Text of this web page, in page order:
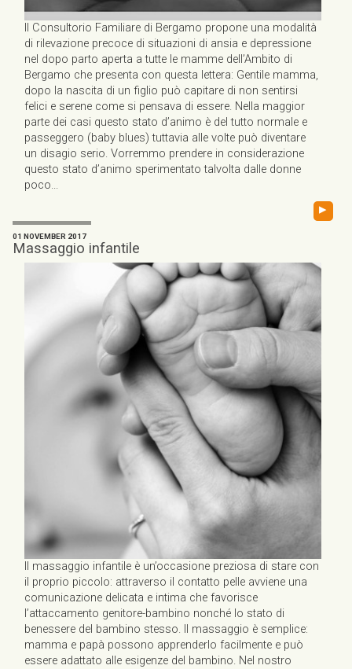
Il Consultorio Familiare di Bergamo propone una modalità
di rilevazione precoce di situazioni di ansia e depressione
nel dopo parto aperta a tutte le mamme dell’Ambito di
Bergamo che presenta con questa lettera: Gentile mamma,
dopo la nascita di un figlio può capitare di non sentirsi
felici e serene come si pensava di essere. Nella maggior
parte dei casi questo stato d’animo è del tutto normale e
passeggero (baby blues) tuttavia alle volte può diventare
un disagio serio. Vorremmo prendere in considerazione
questo stato d’animo sperimentato talvolta dalle donne
poco...
▸
01 NOVEMBER 2017
Massaggio infantile
Il massaggio infantile è un’occasione preziosa di stare con
il proprio piccolo: attraverso il contatto pelle avviene una
comunicazione delicata e intima che favorisce
l’attaccamento genitore-bambino nonché lo stato di
benessere del bambino stesso. Il massaggio è semplice:
mamma e papà possono apprenderlo facilmente e può
essere adattato alle esigenze del bambino. Nel nostro